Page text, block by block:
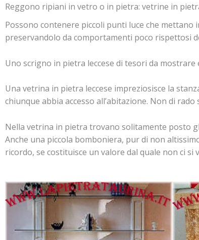
Reggono ripiani in vetro o in pietra: vetrine in
Possono contenere piccoli punti luce che
preservandolo da comportamenti poco rispettosi
Uno scrigno in pietra leccese di tesori da mostrare
Una vetrina in pietra leccese impreziosisce la
chiunque abbia accesso all’abitazione. Non di
Nella vetrina in pietra trovano solitamente posto
Anche una piccola bomboniera, pur di non
ricordo, se costituisce un valore dal quale non ci si